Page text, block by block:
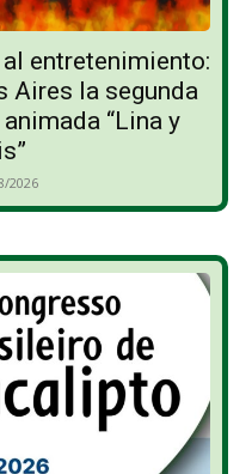
entretenimiento:
Aires la segunda
“Lina y
2026